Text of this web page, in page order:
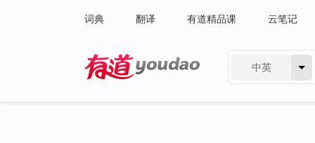
词典 翻译 有道精品课 云笔记
中英